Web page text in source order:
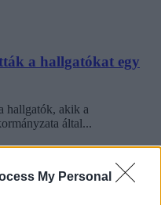
My Personal
a hallgatókat egy
hallgatók, akik a
által...